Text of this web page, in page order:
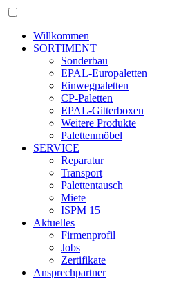
Willkommen
SORTIMENT
Sonderbau
EPAL-Europaletten
Einwegpaletten
CP-Paletten
EPAL-Gitterboxen
Weitere Produkte
Palettenmöbel
SERVICE
Reparatur
Transport
Palettentausch
Miete
ISPM 15
Aktuelles
Firmenprofil
Jobs
Zertifikate
Ansprechpartner